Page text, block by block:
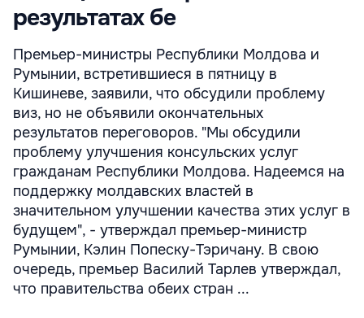
результатах бе
Премьер-министры Республики Молдова и
Румынии, встретившиеся в пятницу в
Кишиневе, заявили, что обсудили проблему
виз, но не объявили окончательных
результатов переговоров. "Мы обсудили
проблему улучшения консульских услуг
гражданам Республики Молдова. Надеемся на
поддержку молдавских властей в
значительном улучшении качества этих услуг в
будущем", - утверждал премьер-министр
Румынии, Кэлин Попеску-Тэричану. В свою
очередь, премьер Василий Тарлев утверждал,
что правительства обеих стран ...